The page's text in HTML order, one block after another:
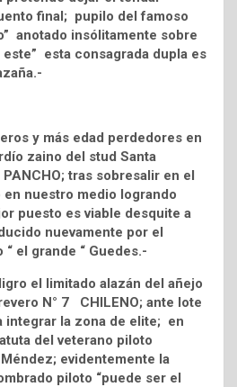
final; pupilo del famoso
anotado insólitamente sobre
esta consagrada dupla es
y más edad perdedores en
zaino del stud Santa
tras sobresalir en el
nuestro medio logrando
puesto es viable desquite a
nuevamente por el
el grande “ Guedes.-
el limitado alazán del añejo
N° 7 CHILENO; ante lote
integrar la zona de elite; en
del veterano piloto
evidentemente la
piloto “puede ser el